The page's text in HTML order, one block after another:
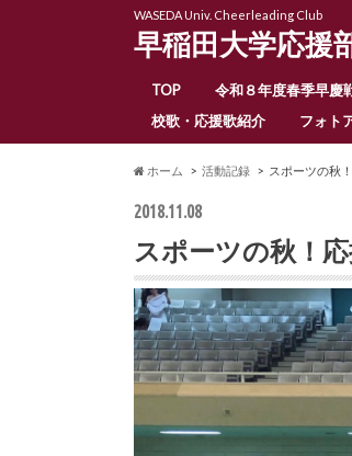
WASEDA Univ. Cheerleading Club
早稲田大学応援
TOP 令和８年度春季早慶
校歌・応援歌紹介 フォト
ホーム 活動記録 スポーツの秋
2018.11.08
スポーツの秋！